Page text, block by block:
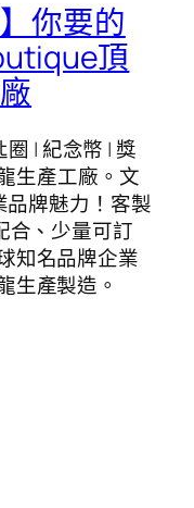
你要的
頂
| 紀念幣 | 獎
生產工廠。文
品牌魅力！客製
合、少量可訂
知名品牌企業
生產製造。